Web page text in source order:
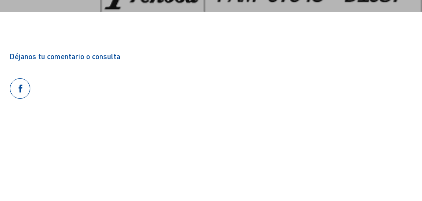
Déjanos tu comentario o consulta